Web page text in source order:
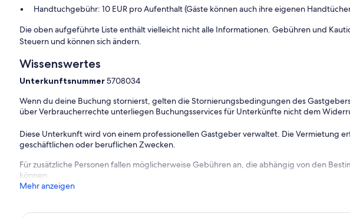
Handtuchgebühr: 10 EUR pro Aufenthalt (Gäste können auch ihre eigenen
Die oben aufgeführte Liste enthält vielleicht nicht alle Informationen. Gebühren und
Steuern und können sich ändern.
Wissenswertes
Unterkunftsnummer5708034
Wenn du deine Buchung stornierst, gelten die Stornierungsbedingungen des
über Verbraucherrechte unterliegen Buchungsservices für Unterkünfte nicht dem
Diese Unterkunft wird von einem professionellen Gastgeber verwaltet. Die Vermietung
geschäftlichen oder beruflichen Zwecken.
Für zusätzliche Personen fallen möglicherweise Gebühren an, die abhängig von den
können.
Mehr anzeigen